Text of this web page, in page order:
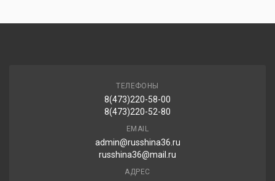
Viatti Nordico 2 V-528 215/50R17 95T
Torero MP-93 Nordicca 215/50R17 95V
7 070.00 ₽
ТЕЛЕФОНЫ
8(473)220-58-00
8(473)220-52-80
EMAIL
admin@russhina36.ru
russhina36@mail.ru
АДРЕС